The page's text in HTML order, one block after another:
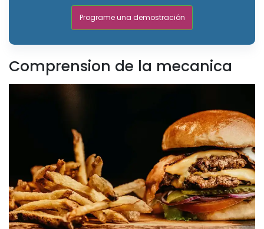
Programe una demostración
Comprension de la mecanica